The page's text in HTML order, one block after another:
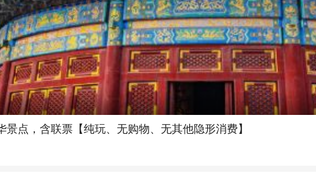
点，含联票【纯玩、无购物、无其他隐形消费】